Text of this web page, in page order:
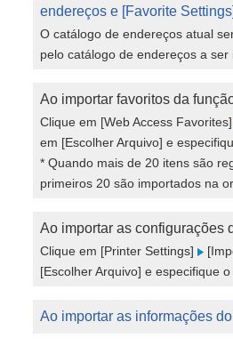
endereços e [Favorite
O catálogo de endereços atual
pelo catálogo de endereços a ser
Ao importar favoritos da
Clique em [Web Access Favorites]
em [Escolher Arquivo] e
* Quando mais de 20 itens são
primeiros 20 são importados na
Ao importar as configurações
Clique em [Printer Settings]
[Escolher Arquivo] e especifique
Ao importar as informações do